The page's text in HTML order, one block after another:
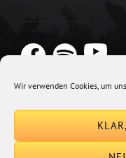
Wir verwenden Cookies, um